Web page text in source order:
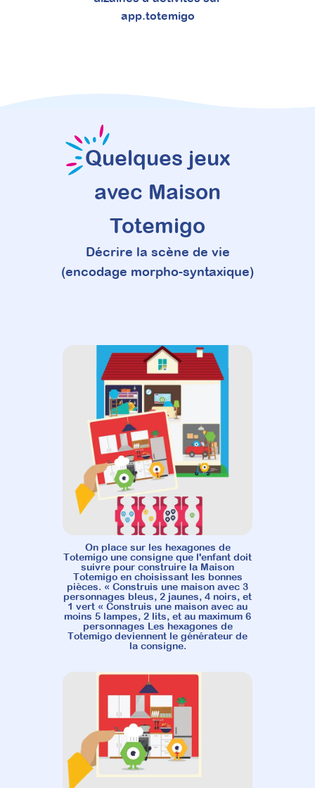
app.totemigo
Quelques jeux
avec Maison
Totemigo
Décrire la scène de vie
(encodage morpho-syntaxique)
On place sur les hexagones de
Totemigo une consigne que l'enfant doit
suivre pour construire la Maison
Totemigo en choisissant les bonnes
pièces. « Construis une maison avec 3
personnages bleus, 2 jaunes, 4 noirs, et
1 vert « Construis une maison avec au
moins 5 lampes, 2 lits, et au maximum 6
personnages Les hexagones de
Totemigo deviennent le générateur de
la consigne.